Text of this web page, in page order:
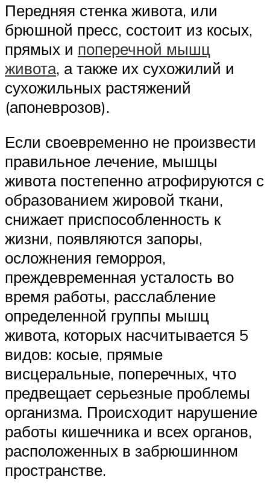
Передняя стенка живота, или
брюшной пресс, состоит из косых,
прямых и поперечной мышц
живота, а также их сухожилий и
сухожильных растяжений
(апоневрозов).
Если своевременно не произвести
правильное лечение, мышцы
живота постепенно атрофируются с
образованием жировой ткани,
снижает приспособленность к
жизни, появляются запоры,
осложнения геморроя,
преждевременная усталость во
время работы, расслабление
определенной группы мышц
живота, которых насчитывается 5
видов: косые, прямые
висцеральные, поперечных, что
предвещает серьезные проблемы
организма. Происходит нарушение
работы кишечника и всех органов,
расположенных в забрюшинном
пространстве.